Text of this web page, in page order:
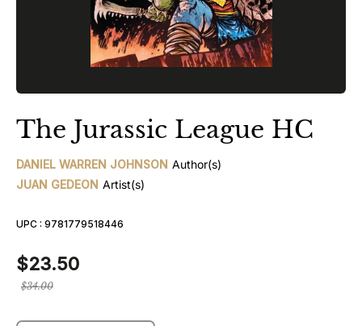
The Jurassic League HC
DANIEL WARREN JOHNSON Author(s)
JUAN GEDEON Artist(s)
UPC : 9781779518446
$23.50
Prix
$34.00